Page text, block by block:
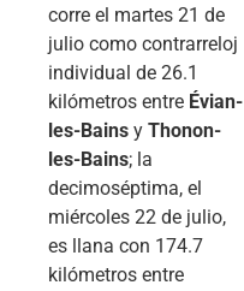
corre el martes 21 de
julio como contrarreloj
individual de 26.1
kilómetros entre Évian-
les-Bains y Thonon-
les-Bains; la
decimoséptima, el
miércoles 22 de julio,
es llana con 174.7
kilómetros entre